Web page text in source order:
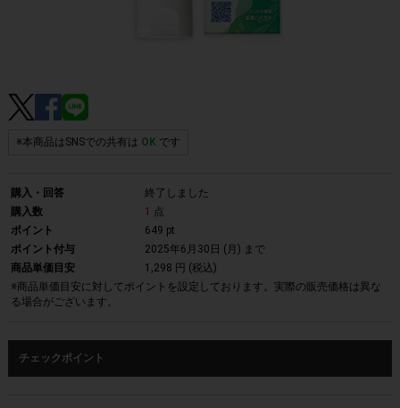
※本商品はSNSでの共有は OKです
購入・回答
終了しました
購入数
1
点
ポイント
649 pt
ポイント付与
2025年6月30日 (月) まで
商品単価目安
1,298 円 (税込)
※商品単価目安に対してポイントを設定しております。実際の販売価格は異な
る場合がございます。
チェックポイント